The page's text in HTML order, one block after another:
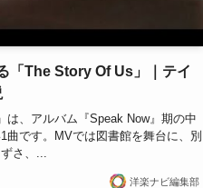
「The Story Of Us」｜テイ
、アルバム『Speak Now』期の中
曲です。MVでは図書館を舞台に、別
さ、...
洋楽ナビ編集部